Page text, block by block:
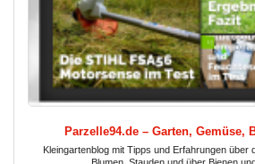
Parzelle94.de – Garten, Gemüse,
Kleingartenblog mit Tipps und Erfahrungen über